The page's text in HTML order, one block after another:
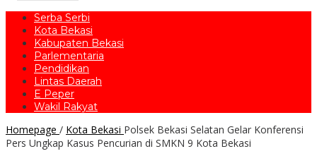
Serba Serbi
Kota Bekasi
Kabupaten Bekasi
Parlementaria
Pendidikan
Lintas Daerah
E Peper
Wakil Rakyat
Homepage / Kota Bekasi Polsek Bekasi Selatan Gelar Konferensi
Pers Ungkap Kasus Pencurian di SMKN 9 Kota Bekasi